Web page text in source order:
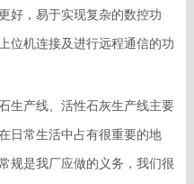
好，易于实现复杂的数控功
位机连接及进行远程通信的功
生产线、活性石灰生产线主要
日常生活中占有很重要的地
规是我厂应做的义务，我们很